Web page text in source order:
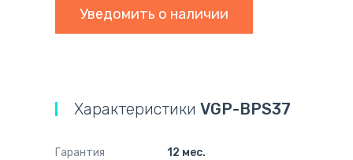
Уведомить о наличии
Характеристики VGP-BPS37
Гарантия
12 мес.